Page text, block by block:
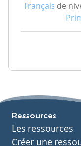
Français de
Ressources
Les ressources
Créer une